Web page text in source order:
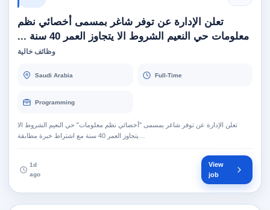
تعلن الإدارة عن توفر شاغر بمسمى أخصائي نظم
معلومات حي النعيم الشروط الا يتجاوز العمر 40 سنة ...
وظائف خالية
Saudi Arabia Full-Time
Programming
تعلن الإدارة عن توفر شاغر بمسمى "أخصائي نظم معلومات" حي النعيم الشروط الا
1d
ago
View
job